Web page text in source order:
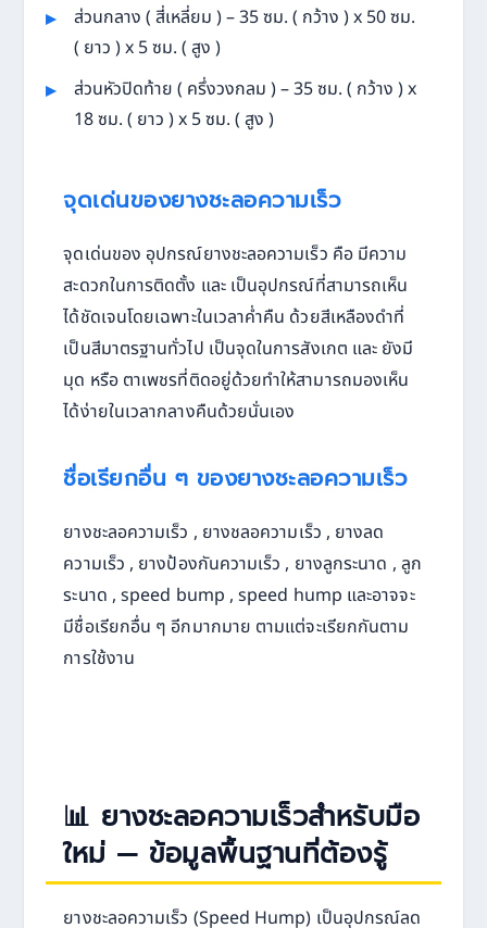
ส่วนกลาง ( สี่เหลี่ยม ) – 35 ซม. ( กว้าง ) x 50 ซม.
( ยาว ) x 5 ซม. ( สูง )
ส่วนหัวปิดท้าย ( ครึ่งวงกลม ) – 35 ซม. ( กว้าง ) x
18 ซม. ( ยาว ) x 5 ซม. ( สูง )
จุดเด่นของยางชะลอความเร็ว
จุดเด่นของ อุปกรณ์ยางชะลอความเร็ว คือ มีความ
สะดวกในการติดตั้ง และ เป็นอุปกรณ์ที่สามารถเห็น
ได้ชัดเจนโดยเฉพาะในเวลาค่ำคืน ด้วยสีเหลืองดำที่
เป็นสีมาตรฐานทั่วไป เป็นจุดในการสังเกต และ ยังมี
มุด หรือ ตาเพชรที่ติดอยู่ด้วยทำให้สามารถมองเห็น
ได้ง่ายในเวลากลางคืนด้วยนั่นเอง
ชื่อเรียกอื่น ๆ ของยางชะลอความเร็ว
ยางชะลอความเร็ว , ยางชลอความเร็ว , ยางลด
ความเร็ว , ยางป้องกันความเร็ว , ยางลูกระนาด , ลูก
ระนาด , speed bump , speed hump และอาจจะ
มีชื่อเรียกอื่น ๆ อีกมากมาย ตามแต่จะเรียกกันตาม
การใช้งาน
📊 ยางชะลอความเร็วสำหรับมือ
ใหม่ — ข้อมูลพื้นฐานที่ต้องรู้
ยางชะลอความเร็ว (Speed Hump) เป็นอุปกรณ์ลด